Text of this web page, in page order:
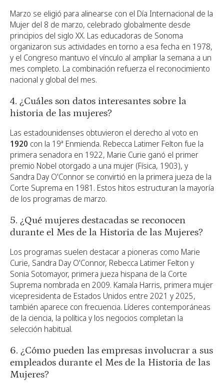
Marzo se eligió para alinearse con el Día Internacional de la
Mujer del 8 de marzo, celebrado globalmente desde
principios del siglo XX. Las educadoras de Sonoma
organizaron sus actividades en torno a esa fecha en 1978,
y el Congreso mantuvo el vínculo al ampliar la semana a un
mes completo. La combinación refuerza el reconocimiento
nacional y global del mes.
4. ¿Cuáles son datos interesantes sobre la
historia de las mujeres?
Las estadounidenses obtuvieron el derecho al voto en
1920 con la 19ª Enmienda. Rebecca Latimer Felton fue la
primera senadora en 1922, Marie Curie ganó el primer
premio Nobel otorgado a una mujer (Física, 1903), y
Sandra Day O'Connor se convirtió en la primera jueza de la
Corte Suprema en 1981. Estos hitos estructuran la mayoría
de los programas de marzo.
5. ¿Qué mujeres destacadas se reconocen
durante el Mes de la Historia de las Mujeres?
Los programas suelen destacar a pioneras como Marie
Curie, Sandra Day O'Connor, Rebecca Latimer Felton y
Sonia Sotomayor, primera jueza hispana de la Corte
Suprema nombrada en 2009. Kamala Harris, primera mujer
vicepresidenta de Estados Unidos entre 2021 y 2025,
también aparece con frecuencia. Líderes contemporáneas
de la ciencia, la política y los negocios completan la
selección habitual.
6. ¿Cómo pueden las empresas involucrar a sus
empleados durante el Mes de la Historia de las
Mujeres?